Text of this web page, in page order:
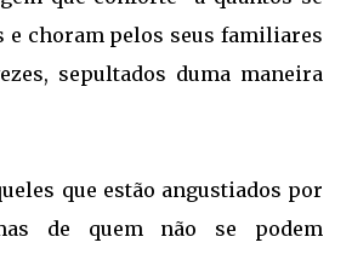
e choram pelos seus familiares
sepultados duma maneira
que estão angustiados por
de quem não se podem